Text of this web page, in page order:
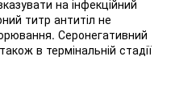
на інфекційний
титр антитіл не
Серонегативний
в термінальній стадії